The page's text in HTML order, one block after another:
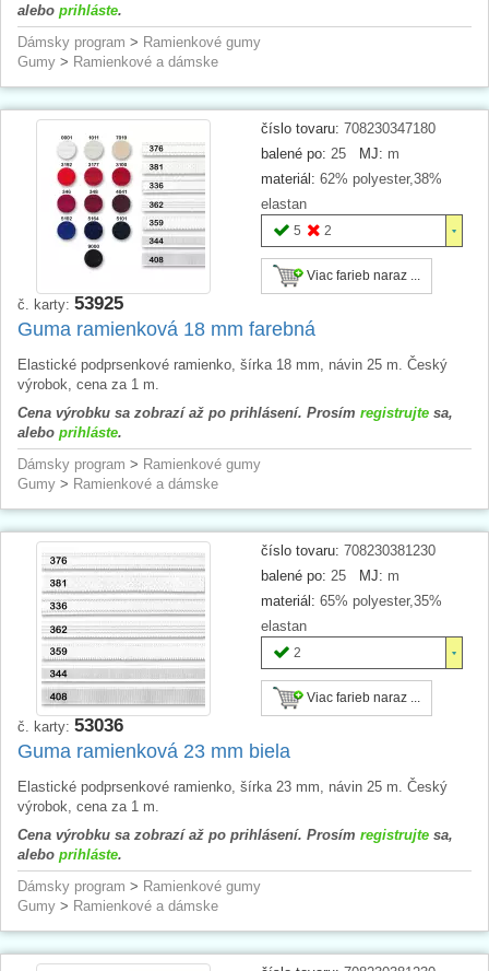
alebo prihláste.
Dámsky program > Ramienkové gumy
Gumy > Ramienkové a dámske
číslo tovaru: 708230347180
balené po: 25 MJ: m
materiál: 62% polyester,38%
elastan
5 2
Viac farieb naraz ...
č. karty: 53925
Guma ramienková 18 mm farebná
Elastické podprsenkové ramienko, šírka 18 mm, návin 25 m. Český
výrobok, cena za 1 m.
Cena výrobku sa zobrazí až po prihlásení. Prosím registrujte sa,
alebo prihláste.
Dámsky program > Ramienkové gumy
Gumy > Ramienkové a dámske
číslo tovaru: 708230381230
balené po: 25 MJ: m
materiál: 65% polyester,35%
elastan
2
Viac farieb naraz ...
č. karty: 53036
Guma ramienková 23 mm biela
Elastické podprsenkové ramienko, šírka 23 mm, návin 25 m. Český
výrobok, cena za 1 m.
Cena výrobku sa zobrazí až po prihlásení. Prosím registrujte sa,
alebo prihláste.
Dámsky program > Ramienkové gumy
Gumy > Ramienkové a dámske